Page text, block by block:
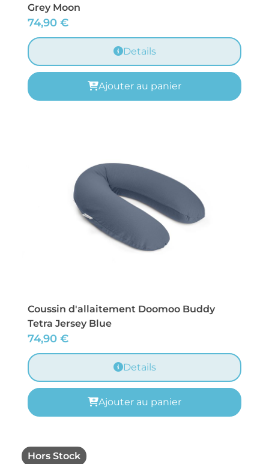
Grey Moon
74,90 €
Details
Ajouter au panier
Coussin d'allaitement Doomoo Buddy
Tetra Jersey Blue
74,90 €
Details
Ajouter au panier
Hors Stock